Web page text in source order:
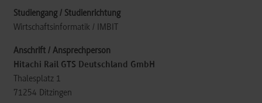
Wirtschaftsinformatik / IMBIT
Hitachi Rail GTS Deutschland GmbH
Thalesplatz 1
71254 Ditzingen